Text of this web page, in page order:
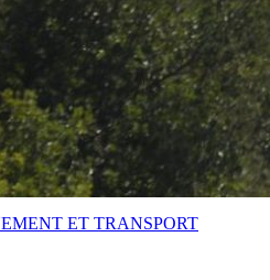
ET TRANSPORT